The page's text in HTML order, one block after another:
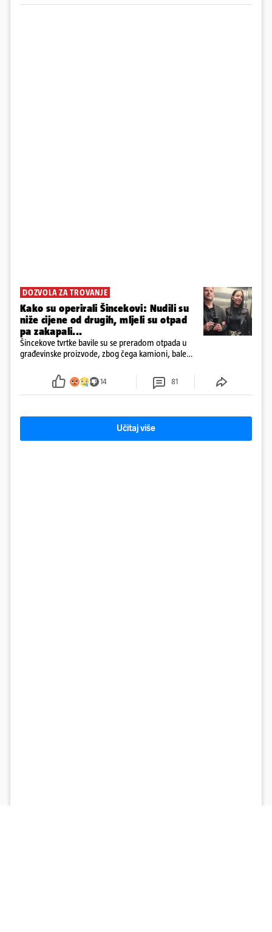
DOZVOLA ZA TROVANJE
Kako su operirali Šincekovi: Nudili su
niže cijene od drugih, mljeli su otpad
pa zakapali...
Šincekove tvrtke bavile su se preradom otpada u
građevinske proizvode, zbog čega kamioni, bale
14 81
Učitaj više